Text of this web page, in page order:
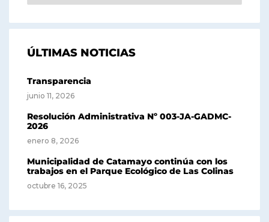
ÚLTIMAS NOTICIAS
Transparencia
junio 11, 2026
Resolución Administrativa Nº 003-JA-GADMC-
2026
enero 8, 2026
Municipalidad de Catamayo continúa con los
trabajos en el Parque Ecológico de Las Colinas
octubre 16, 2025